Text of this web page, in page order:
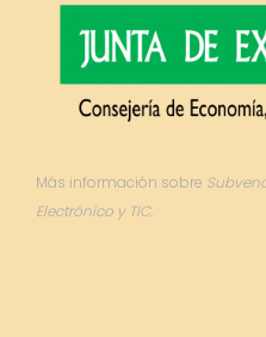
Más información sobre
Electrónico y TIC.